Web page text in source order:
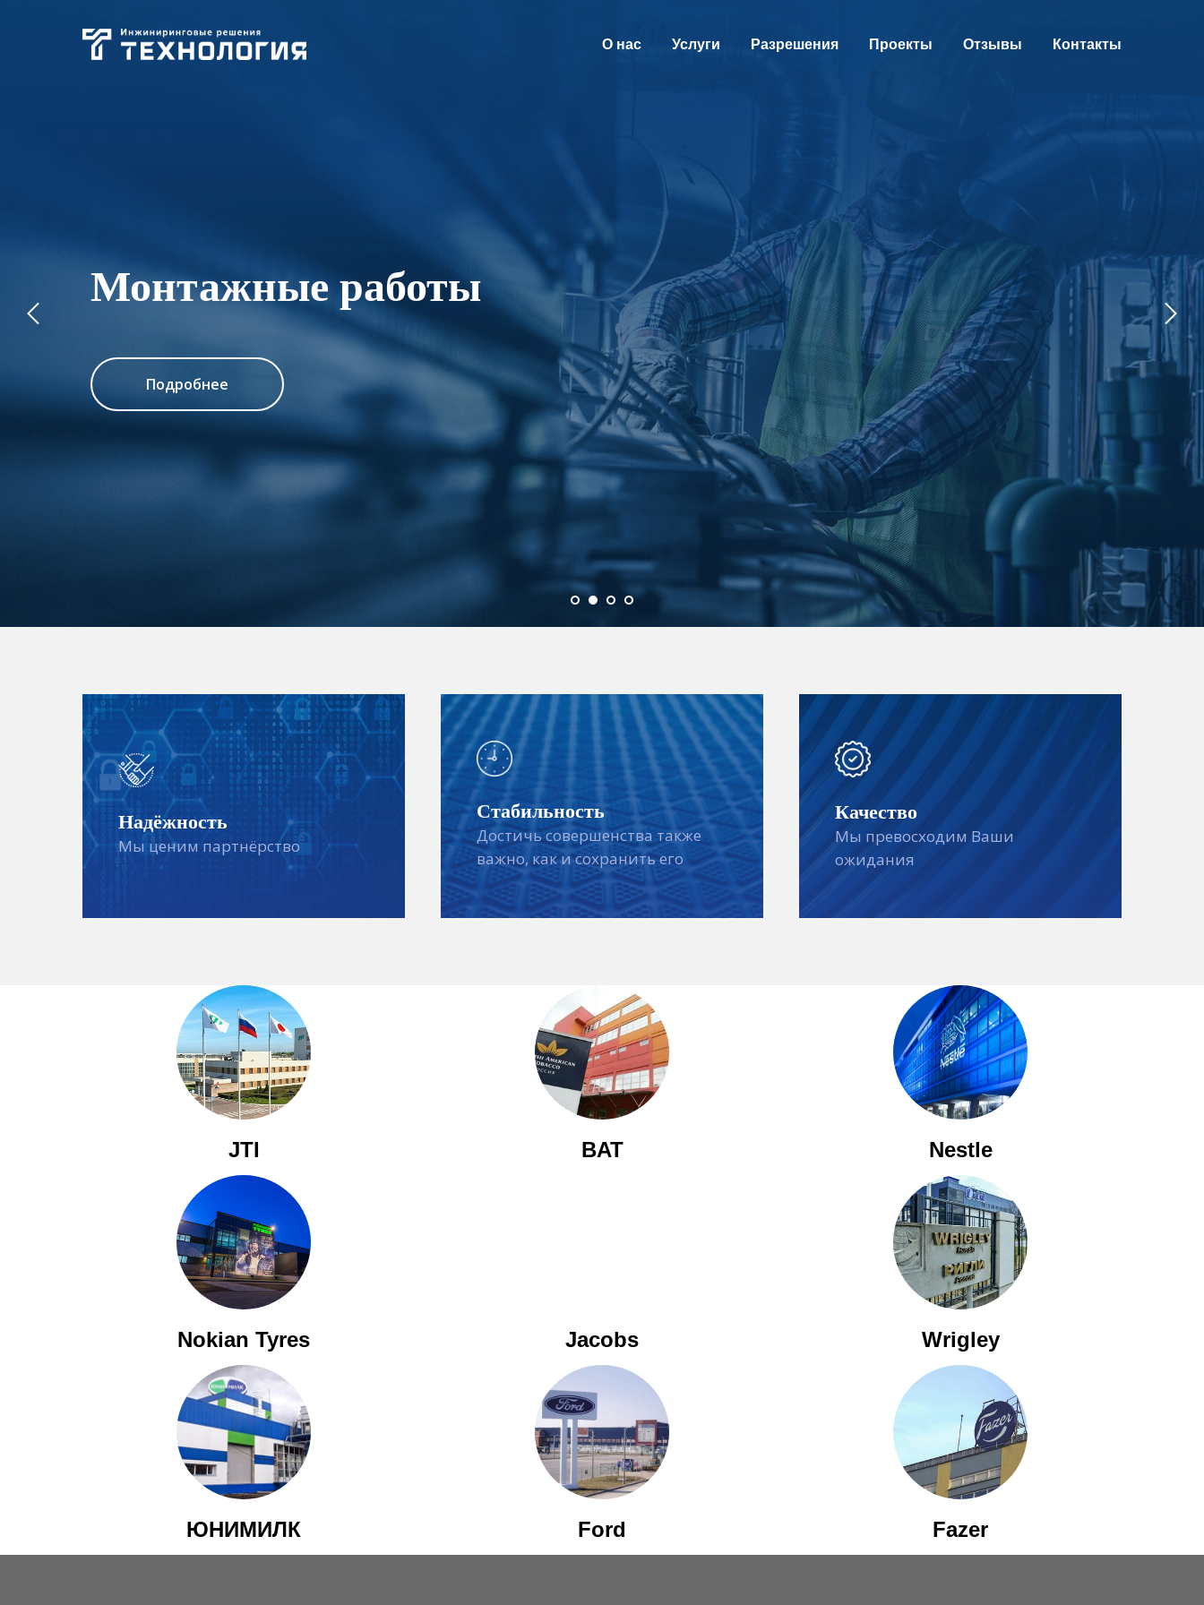
О нас Услуги Разрешения Проекты Отзывы Контакты
Монтажные работы
Подробнее
Надёжность
Мы ценим партнёрство
Стабильность
Достичь совершенства также
важно, как и сохранить его
Качество
Мы превосходим Ваши
ожидания
JTI BAT Nestle
Nokian Tyres Jacobs Wrigley
ЮНИМИЛК Ford Fazer